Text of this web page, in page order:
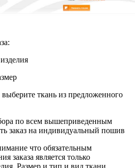
ткань из предложенного
по всем вышеприведенным
заказ на индивидуальный пошив
что обязательным
заказа является только
Размер и тип и вид ткани